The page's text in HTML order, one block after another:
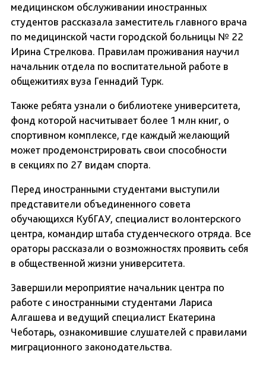
медицинском обслуживании иностранных
студентов рассказала заместитель главного врача
по медицинской части городской больницы № 22
Ирина Стрелкова. Правилам проживания научил
начальник отдела по воспитательной работе в
общежитиях вуза Геннадий Турк.
Также ребята узнали о библиотеке университета,
фонд которой насчитывает более 1 млн книг, о
спортивном комплексе, где каждый желающий
может продемонстрировать свои способности
в секциях по 27 видам спорта.
Перед иностранными студентами выступили
представители объединенного совета
обучающихся КубГАУ, специалист волонтерского
центра, командир штаба студенческого отряда. Все
ораторы рассказали о возможностях проявить себя
в общественной жизни университета.
Завершили мероприятие начальник центра по
работе с иностранными студентами Лариса
Алгашева и ведущий специалист Екатерина
Чеботарь, ознакомившие слушателей с правилами
миграционного законодательства.